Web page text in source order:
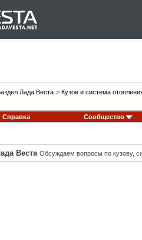
Лада Веста > Кузов и система
Справка Сообщество
Веста Обсуждаем вопросы по кузову,